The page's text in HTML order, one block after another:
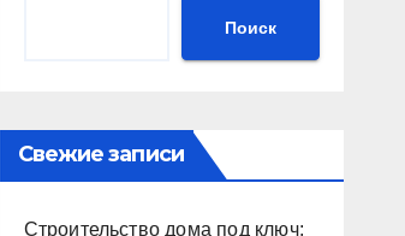
Поиск
Свежие записи
Строительство дома под ключ: